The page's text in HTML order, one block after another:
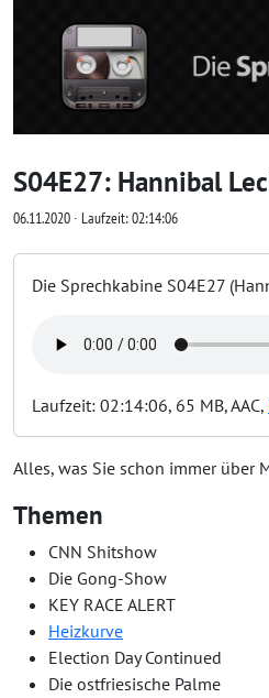
S04E27: Hannibal
06.11.2020 ∙ Laufzeit: 02:14:06
Die Sprechkabine S04E27
Laufzeit: 02:14:06, 65 MB, AAC,
Alles, was Sie schon immer über
Themen
CNN Shitshow
Die Gong-Show
KEY RACE ALERT
Heizkurve
Election Day Continued
Die ostfriesische Palme